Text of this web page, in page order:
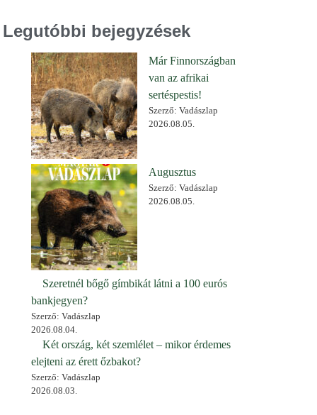
Legutóbbi bejegyzések
Már Finnországban
van az afrikai
sertéspestis!
Szerző: Vadászlap
2026.08.05.
Augusztus
Szerző: Vadászlap
2026.08.05.
Szeretnél bőgő gímbikát látni a 100 eurós
bankjegyen?
Szerző: Vadászlap
2026.08.04.
Két ország, két szemlélet – mikor érdemes
elejteni az érett őzbakot?
Szerző: Vadászlap
2026.08.03.